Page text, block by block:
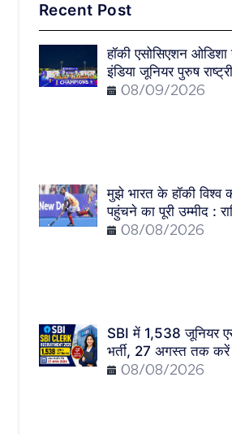
Recent Post
हॉकी एसोसिएशन ओडिशा
इंडिया जूनियर पुरुष
08/09/2026
मुझे भारत के हॉकी विश्व
पहुंचने का पूरी उम्मीद :
08/08/2026
SBI में 1,538 जूनियर
भर्ती, 27 अगस्त तक
08/08/2026